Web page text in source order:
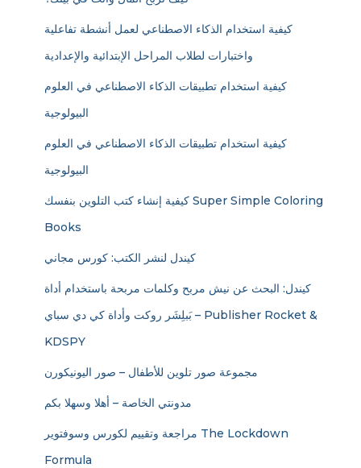
كيفية استخدام الذكاء الاصطناعي لعمل أنشطة تفاعلية
واختبارات لطلاب المراحل الإبتدائية والإعدادية
كيفية استخدام تطبيقات الذكاء الاصطناعي في العلوم
كيفية استخدام تطبيقات الذكاء الاصطناعي في العلوم
كيفية إنشاء كتب التلوين بنفسك Super Simple Coloring
Books
كيندل لنشر الكتب: كورس مجاني
كيندل: البحث عن نيش مربح وكلمات مربحة باستخدام أداة
بَبلِشَر روكت وأداة كي دي سباي – Publisher Rocket &
KDSPY
مجموعة صور تلوين للأطفال – صور اليونيكورن
مدونتي الخاصة – أهلا وسهلا بكم
مراجعة وتقييم لكورس وسوفتوير The Lockdown
Formula